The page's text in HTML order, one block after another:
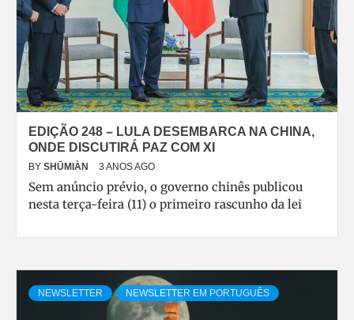
EDIÇÃO 248 – LULA DESEMBARCA NA CHINA,
ONDE DISCUTIRÁ PAZ COM XI
BY SHŪMIÀN 3 ANOS AGO
Sem anúncio prévio, o governo chinês publicou
nesta terça-feira (11) o primeiro rascunho da lei
NEWSLETTER NEWSLETTER EM PORTUGUÊS